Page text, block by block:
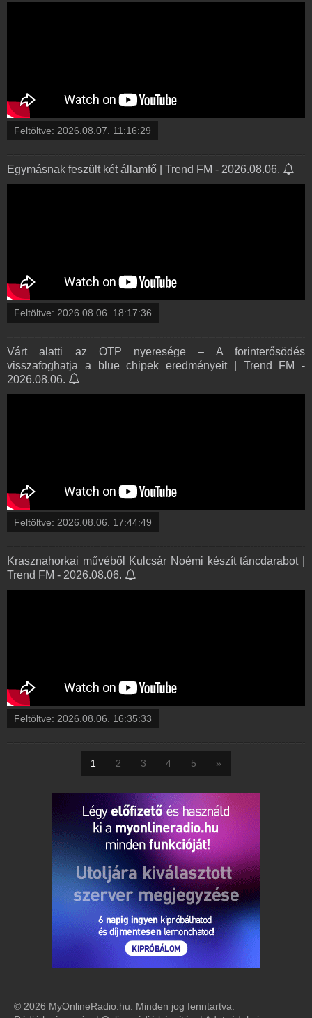
Feltöltve: 2026.08.07. 11:16:29
Egymásnak feszült két államfő | Trend FM - 2026.08.06.
Feltöltve: 2026.08.06. 18:17:36
Várt alatti az OTP nyeresége – A forinterősödés
visszafoghatja a blue chipek eredményeit | Trend FM -
2026.08.06.
Feltöltve: 2026.08.06. 17:44:49
Krasznahorkai művéből Kulcsár Noémi készít táncdarabot |
Trend FM - 2026.08.06.
Feltöltve: 2026.08.06. 16:35:33
1 2 3 4 5 »
© 2026 MyOnlineRadio.hu. Minden jog fenntartva.